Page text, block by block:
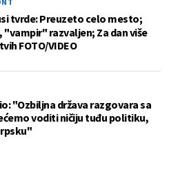
tvrde: Preuzeto celo mesto;
"vampir" razvaljen; Za dan više
FOTO/VIDEO
"Ozbiljna država razgovara sa
voditi ničiju tuđu politiku,